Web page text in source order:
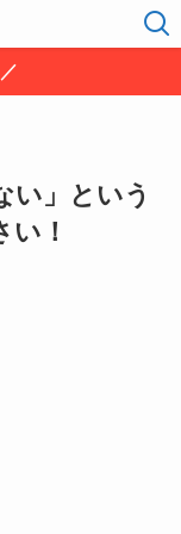
い」という
！